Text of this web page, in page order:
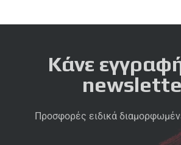
Κάνε
Προσφορές ειδικά